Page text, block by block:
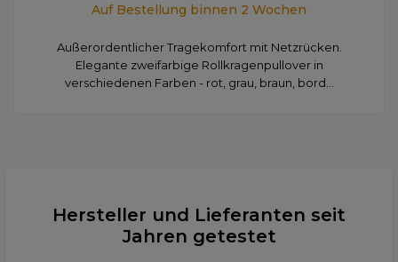
Auf Bestellung binnen 2 Wochen
Außerordentlicher Tragekomfort mit Netzrücken.
Elegante zweifarbige Rollkragenpullover in
verschiedenen Farben - rot, grau, braun, bord...
Hersteller und Lieferanten seit
Jahren getestet